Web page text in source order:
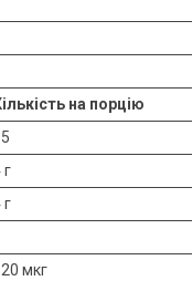
на порцію
г
г
мкг